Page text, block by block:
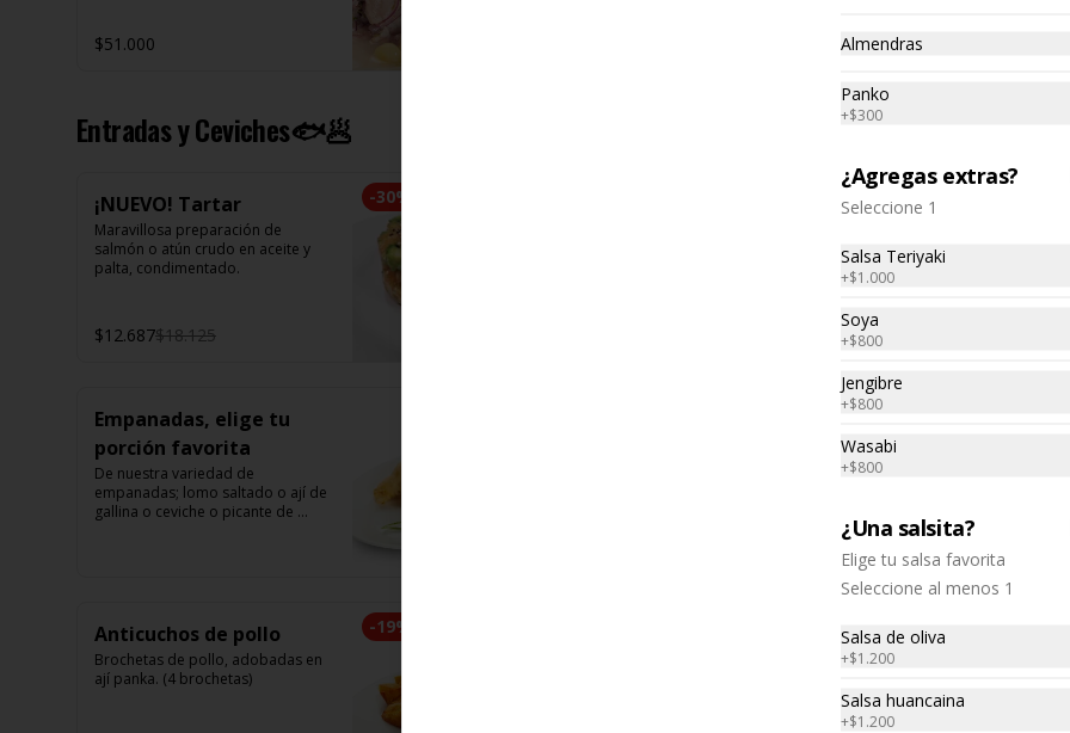
$51.000
Entradas y Ceviches🐟🥟
-30%
¡NUEVO! Tartar
Maravillosa preparación de
salmón o atún crudo en aceite y
palta, condimentado.
$12.687$18.125
Empanadas, elige tu
porción favorita
De nuestra variedad de
empanadas; lomo saltado o ají de
gallina o ceviche o picante de
-19%
Anticuchos de pollo
Brochetas de pollo, adobadas en
ají panka. (4 brochetas)
Almendras
Panko
+$300
¿Agregas extras?
Seleccione 1
Salsa Teriyaki
+$1.000
Soya
+$800
Jengibre
+$800
Wasabi
+$800
¿Una salsita?
Elige tu salsa favorita
Seleccione al menos 1
Salsa de oliva
+$1.200
Salsa huancaina
+$1.200